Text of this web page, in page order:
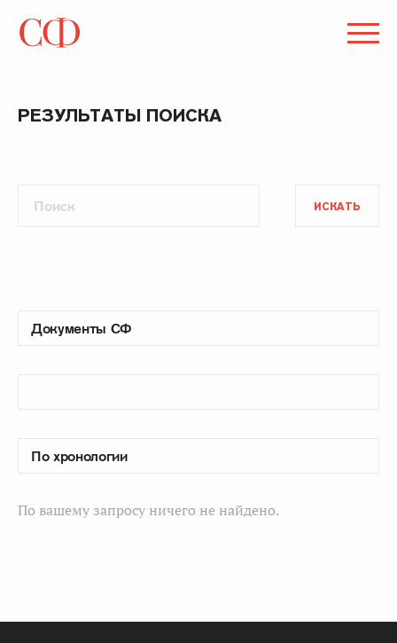
РЕЗУЛЬТАТЫ ПОИСКА
ИСКАТЬ
По вашему запросу ничего не найдено.